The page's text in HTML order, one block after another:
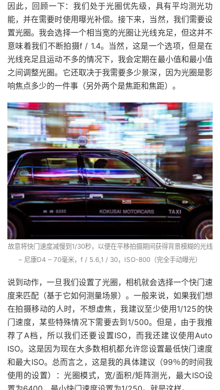
因此，回顾一下：我们处于光圈优先级，具有平均测光功
能，并在需要时使用曝光补偿。接下来，当然，我们需要设
置光圈。我会选择一个相当宽的光圈让光线充足，但这并不
意味着我们不断拍摄f / 1.4。当然，这是一个选项，但是在
光线充足且运动不多的情况下，我会定期在最小值和最小值
之间调整光圈。它还取决于我需要多少景深，因为光圈是影
响焦点多少的一件事（另外两个是焦距和焦距）。
故意将快门速度减慢到1/30秒，以便在平移拍摄期间获得背景模糊的光线
– 尼康D4 – 70毫米，f / 5.6,1 / 30，ISO-800（完全手动曝光）
说到动作，一旦我们设置了光圈，相机就会选择一个快门速
度来匹配（基于它如何测量场景）。一般来说，如果我们想
在拍摄移动的人时，不想虚焦，我建议至少使用1/125的快
门速度，某些特殊情况下需要去到1/500。但是，由于我推
荐了A档，所以我们还要设置ISO，而我还建议使用Auto
ISO。这是因为现在大多数相机都允许您设置最低快门速度
和最大ISO。总而言之，这是我的具体建议（99％的时间我
使用的设置）：光圈模式，宽/面积/矩阵测光，最大ISO设